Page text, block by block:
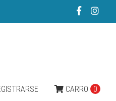
CARRO 0